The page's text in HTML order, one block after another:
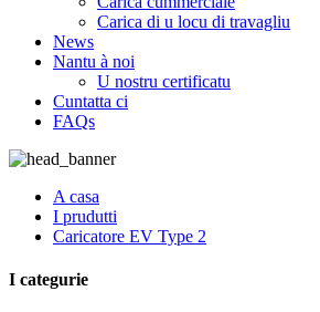
Carica di u locu di travagliu
News
Nantu à noi
U nostru certificatu
Cuntatta ci
FAQs
A casa
I prudutti
Caricatore EV Type 2
I categurie